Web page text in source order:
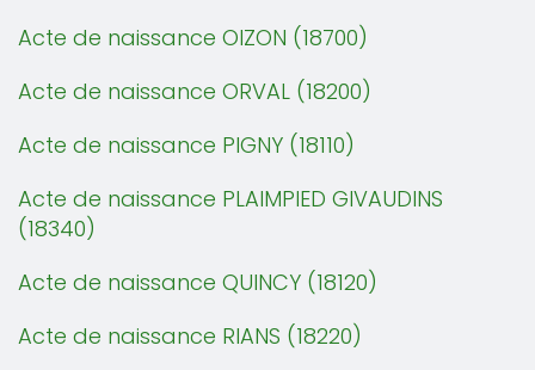
Acte de naissance OIZON (18700)
Acte de naissance ORVAL (18200)
Acte de naissance PIGNY (18110)
Acte de naissance PLAIMPIED GIVAUDINS
(18340)
Acte de naissance QUINCY (18120)
Acte de naissance RIANS (18220)